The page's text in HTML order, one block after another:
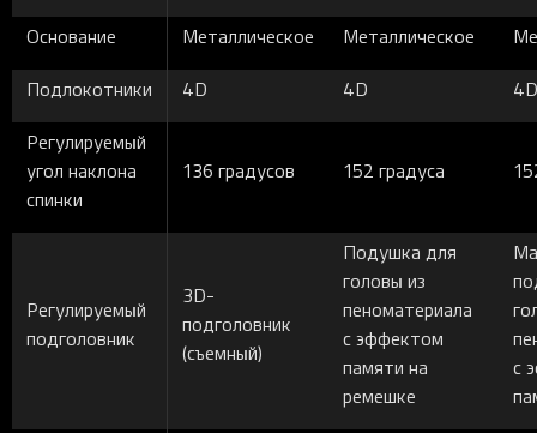
Основание Металлическое Металлическое
Подлокотники
4D 4D
4D
Регулируемый
угол наклона
спинки
136 градусов 152 градуса
Регулируемый
подголовник
3D-
подголовник
(съемный)
Подушка для
головы из
пеноматериала
с эффектом
памяти на
ремешке
с